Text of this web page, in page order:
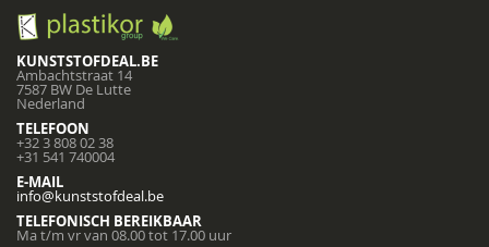
KUNSTSTOFDEAL.BE
Ambachtstraat 14
7587 BW De Lutte
Nederland
TELEFOON
+32 3 808 02 38
+31 541 740004
E-MAIL
info@kunststofdeal.be
TELEFONISCH BEREIKBAAR
Ma t/m vr van 08.00 tot 17.00 uur